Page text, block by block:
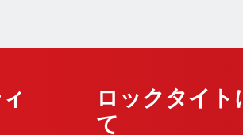
ロックタイト
て